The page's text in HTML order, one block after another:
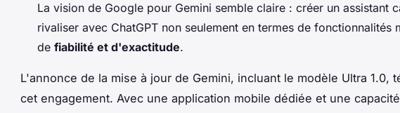
La vision de Google pour Gemini semble claire : créer un assistant
rivaliser avec ChatGPT non seulement en termes de fonctionnalités
de fiabilité et d'exactitude.
L'annonce de la mise à jour de Gemini, incluant le modèle Ultra 1.0,
cet engagement. Avec une application mobile dédiée et une